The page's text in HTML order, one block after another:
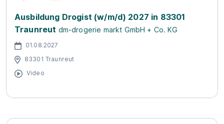
Ausbildung Drogist (w/m/d) 2027 in 83301
Traunreut dm-drogerie markt GmbH + Co. KG
01.08.2027
83301 Traunreut
Video